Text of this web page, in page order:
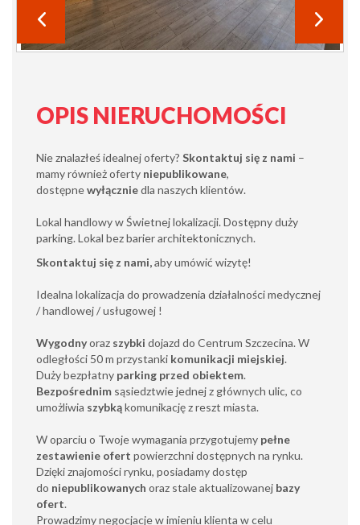
OPIS NIERUCHOMOŚCI
Nie znalazłeś idealnej oferty? Skontaktuj się z nami –
mamy również oferty niepublikowane,
dostępnewyłączniedla naszych klientów.
Lokal handlowy w Świetnej lokalizacji. Dostępny duży
parking. Lokal bez barier architektonicznych.
Skontaktuj się z nami,aby umówić wizytę!
Idealna lokalizacja do prowadzenia działalności medycznej
/ handlowej / usługowej !
Wygodnyoraz szybki dojazd do Centrum Szczecina. W
odległości 50 m przystanki komunikacji miejskiej.
Duży bezpłatny parking przed obiektem.
Bezpośrednim sąsiedztwie jednej z głównych ulic, co
umożliwia szybkąkomunikację z reszt miasta.
W oparciu o Twoje wymagania przygotujemy pełne
zestawienie ofert powierzchni dostępnych na rynku.
Dzięki znajomości rynku, posiadamy dostęp
do niepublikowanych oraz stale aktualizowanej bazy
ofert.
Prowadzimy negocjacje w imieniu klienta w celu